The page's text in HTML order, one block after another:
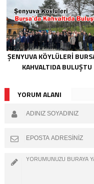
ŞENYUVA KÖYLÜLERI
KAHVALTIDA BULUŞTU
YORUM ALANI